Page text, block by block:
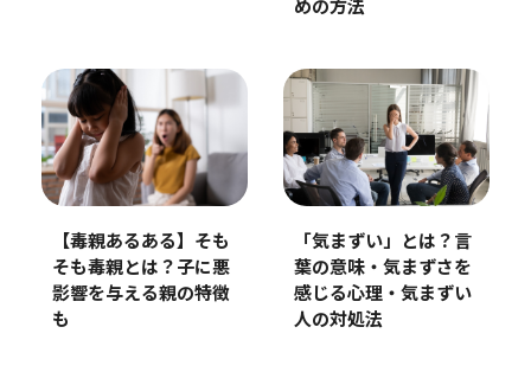
めの方法
【毒親あるある】そも
そも毒親とは？子に悪
影響を与える親の特徴
も
「気まずい」とは？言
葉の意味・気まずさを
感じる心理・気まずい
人の対処法